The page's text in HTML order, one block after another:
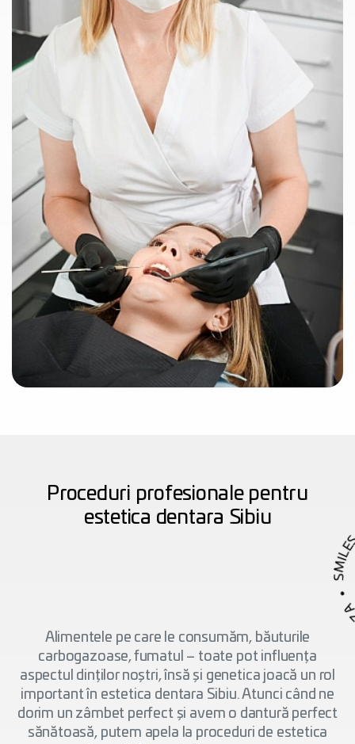
Proceduri profesionale pentru
estetica dentara Sibiu
Alimentele pe care le consumăm, băuturile
carbogazoase, fumatul – toate pot influența
aspectul dinților noștri, însă și genetica joacă un rol
important în estetica dentara Sibiu. Atunci când ne
dorim un zâmbet perfect și avem o dantură perfect
sănătoasă, putem apela la proceduri de estetica